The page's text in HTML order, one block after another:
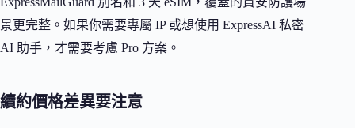
景更完整。如果你需要專屬 IP 或想使用 ExpressAI 私密
AI 助手，才需要考慮 Pro 方案。
續約價格差異要注意